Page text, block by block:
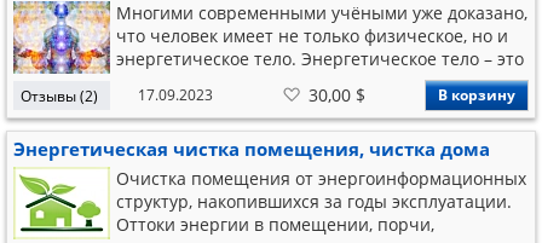
Многими современными учёными уже доказано,
что человек имеет не только физическое, но и
энергетическое тело. Энергетическое тело – это
комплекс энергетических тел, каналов и чакр и
т.д. Каждая наша мысль или эмоция влияет на
энергетическое тело. Также на него оказывают
влияние чужая злость, гнев, обида, ненависть,
проклятия, негативные пожелания. То есть
люди влияют друг на друга, зачастую не
осознавая этого.
Отзывы (2) 17.09.2023 В
список
желаний
30,00 $ В корзину
Энергетическая чистка помещения, чистка дома
Очистка помещения от энергоинформационных
структур, накопившихся за годы эксплуатации.
Оттоки энергии в помещении, порчи,